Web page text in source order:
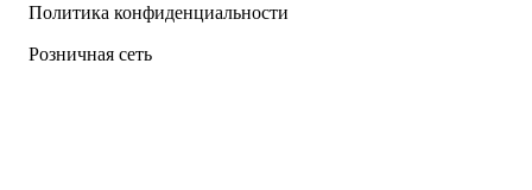
Политика конфиденциальности
Розничная сеть